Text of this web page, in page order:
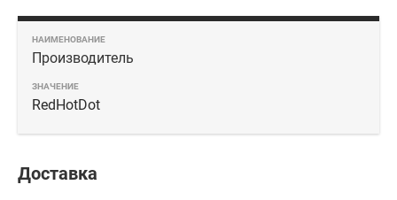
Производитель
RedHotDot
Доставка